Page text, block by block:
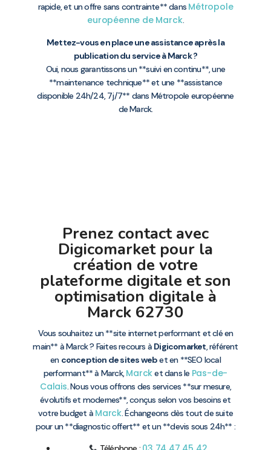
rapide, et un offre sans contrainte** dans Métropole
européenne de Marck.
Mettez-vous en place une assistance après la
publication du service à Marck ?
Oui, nous garantissons un **suivi en continu**, une
**maintenance technique** et une **assistance
disponible 24h/24, 7j/7** dans Métropole européenne
de Marck.
Prenez contact avec
Digicomarket pour la
création de votre
plateforme digitale et son
optimisation digitale à
Marck 62730
Vous souhaitez un **site internet performant et clé en
main** à Marck ? Faites recours à Digicomarket, référent
en conception de sites webet en **SEO local
performant** à Marck,Marcket dans le Pas-de-
Calais. Nous vous offrons des services **sur mesure,
évolutifs et modernes**, conçus selon vos besoins et
votre budget à Marck. Échangeons dès tout de suite
pour un **diagnostic offert** et un **devis sous 24h** :